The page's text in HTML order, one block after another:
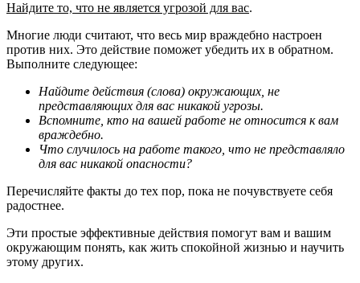
Найдите то, что не является угрозой для вас.
Многие люди считают, что весь мир враждебно настроен
против них. Это действие поможет убедить их в обратном.
Выполните следующее:
Найдите действия (слова) окружающих, не
представляющих для вас никакой угрозы.
Вспомните, кто на вашей работе не относится к вам
враждебно.
Что случилось на работе такого, что не представляло
для вас никакой опасности?
Перечисляйте факты до тех пор, пока не почувствуете себя
радостнее.
Эти простые эффективные действия помогут вам и вашим
окружающим понять, как жить спокойной жизнью и научить
этому других.